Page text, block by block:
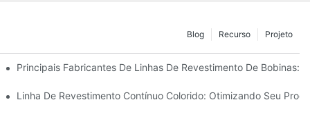
Projeto
Recurso
Blog
O Que Os Principais Fabricantes Estão Oferecendo
Principais Fabricantes De Linhas De Revestimento De Bobinas:
De Processamento De Metais.
Linha De Revestimento Contínuo Colorido: Otimizando Seu